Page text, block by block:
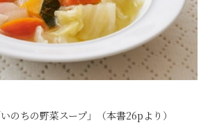
のちの野菜スープ」（本書26pより）